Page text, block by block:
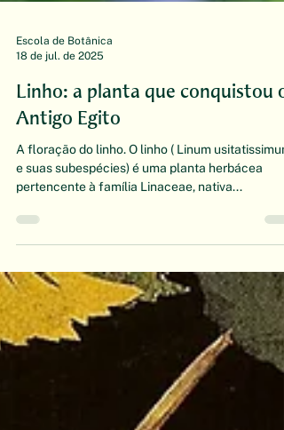
Escola de Botânica
18 de jul. de 2025
Antigo Egito
A floração do linho. O linho ( Linum usitatissimum -
e suas subespécies) é uma planta herbácea